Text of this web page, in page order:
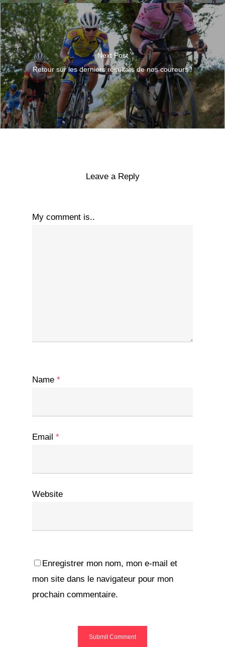
Next Post
Retour sur les derniers résultats de nos coureurs !
Leave a Reply
My comment is..
Name *
Email *
Website
Enregistrer mon nom, mon e-mail et
mon site dans le navigateur pour mon
prochain commentaire.